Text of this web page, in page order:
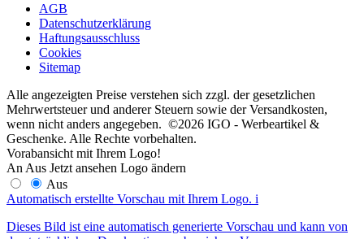
AGB
Datenschutzerklärung
Haftungsausschluss
Cookies
Sitemap
Alle angezeigten Preise verstehen sich zzgl. der gesetzlichen
Mehrwertsteuer und anderer Steuern sowie der Versandkosten,
wenn nicht anders angegeben. ©2026 IGO - Werbeartikel &
Geschenke. Alle Rechte vorbehalten.
Vorabansicht mit Ihrem Logo!
An Aus Jetzt ansehen Logo ändern
Aus
Automatisch erstellte Vorschau mit Ihrem Logo. i
Dieses Bild ist eine automatisch generierte Vorschau und kann von